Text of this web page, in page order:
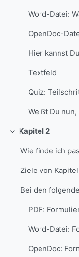
Textfeld
Collapse
Kapitel 2